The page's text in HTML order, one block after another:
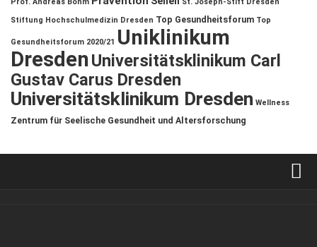
Stiftung Hochschulmedizin Dresden Top Gesundheitsforum Top
Gesundheitsforum 2020/21 Uniklinikum
DresdenUniversitätsklinikum Carl
Gustav Carus Dresden
Universitätsklinikum Dresden Wellness
Zentrum für Seelische Gesundheit und Altersforschung